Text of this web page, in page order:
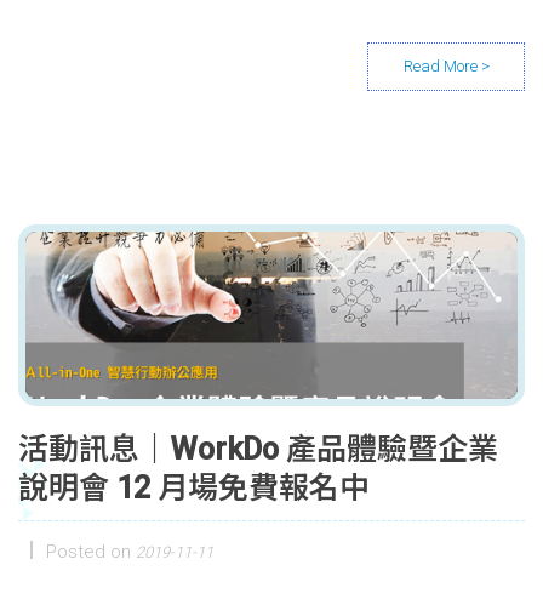
活動訊息｜WorkDo 產品體驗暨企業
說明會 12 月場免費報名中
Posted on 2019-11-11